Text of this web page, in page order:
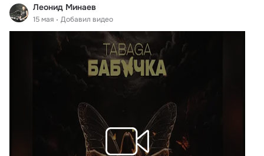
Леонид Минаев
15 мая Добавил видео